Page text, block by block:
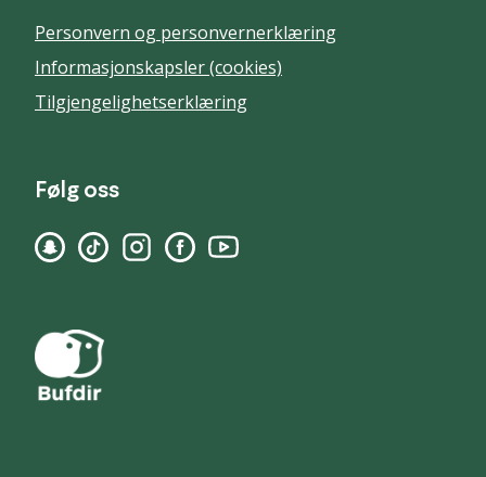
Personvern og personvernerklæring
Informasjonskapsler (cookies)
Tilgjengelighetserklæring
Følg oss